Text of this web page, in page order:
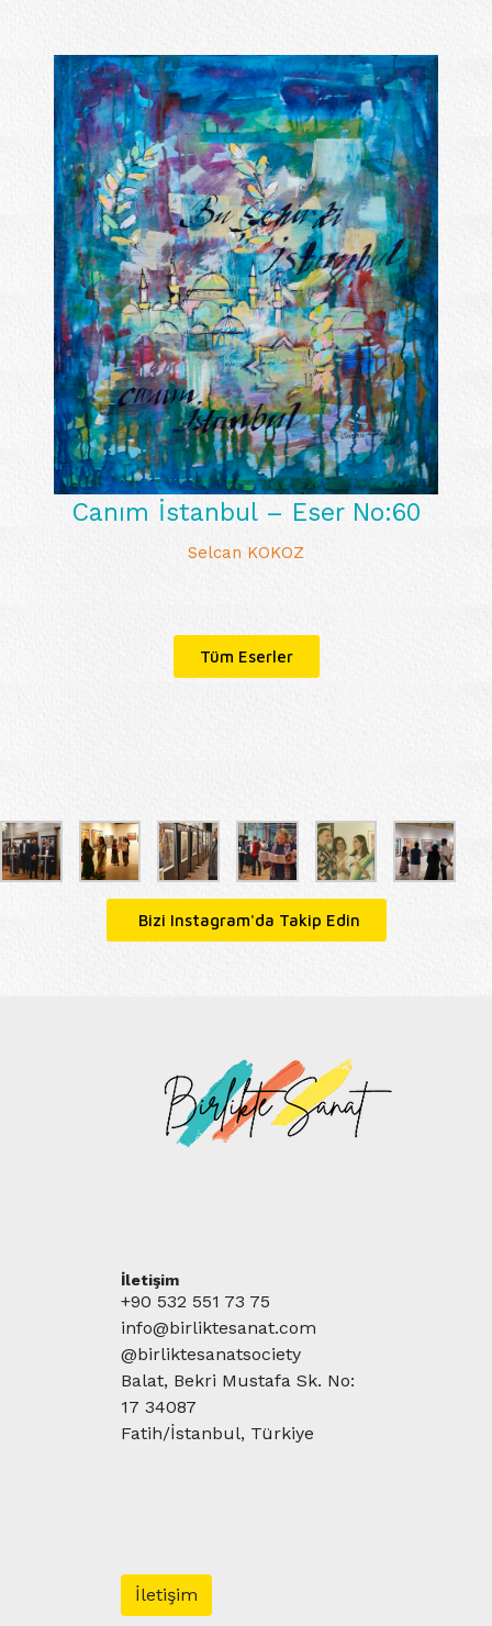
Canım İstanbul – Eser No:60
Selcan KOKOZ
Tüm Eserler
Bizi Instagram'da Takip Edin
İletişim
+90 532 551 73 75
info@birliktesanat.com
@birliktesanatsociety
Balat, Bekri Mustafa Sk. No:
17 34087
Fatih/İstanbul, Türkiye
İletişim